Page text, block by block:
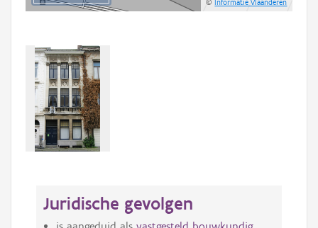
©Informatie Vlaanderen
Juridische gevolgen